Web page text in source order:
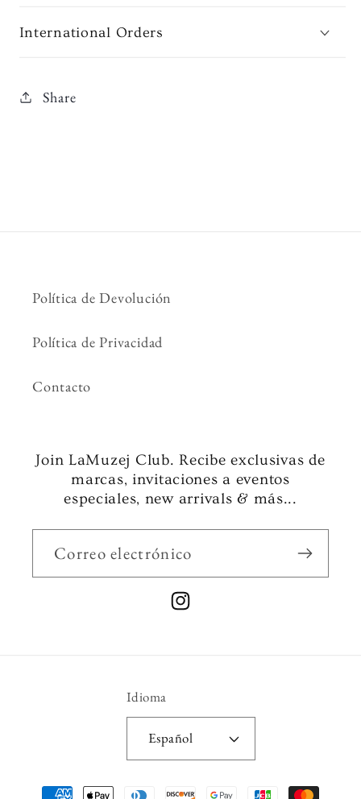
International Orders
Share
Política de Devolución
Política de Privacidad
Contacto
Join LaMuzej Club. Recibe exclusivas de
marcas, invitaciones a eventos
especiales, new arrivals & más...
Correo electrónico
Instagram
Idioma
Español
Formas